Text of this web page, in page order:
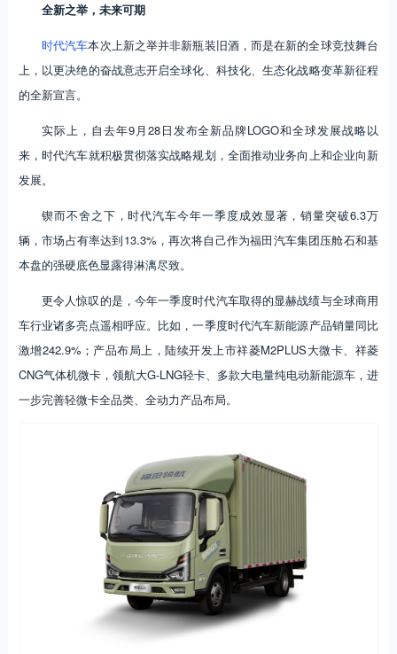
全新之举，未来可期
时代汽车本次上新之举并非新瓶装旧酒，而是在新的全球竞技舞台
上，以更决绝的奋战意志开启全球化、科技化、生态化战略变革新征程
的全新宣言。
实际上，自去年9月28日发布全新品牌LOGO和全球发展战略以
来，时代汽车就积极贯彻落实战略规划，全面推动业务向上和企业向新
发展。
锲而不舍之下，时代汽车今年一季度成效显著，销量突破6.3万
辆，市场占有率达到13.3%，再次将自己作为福田汽车集团压舱石和基
本盘的强硬底色显露得淋漓尽致。
更令人惊叹的是，今年一季度时代汽车取得的显赫战绩与全球商用
车行业诸多亮点遥相呼应。比如，一季度时代汽车新能源产品销量同比
激增242.9%；产品布局上，陆续开发上市祥菱M2PLUS大微卡、祥菱
CNG气体机微卡，领航大G-LNG轻卡、多款大电量纯电动新能源车，进
一步完善轻微卡全品类、全动力产品布局。